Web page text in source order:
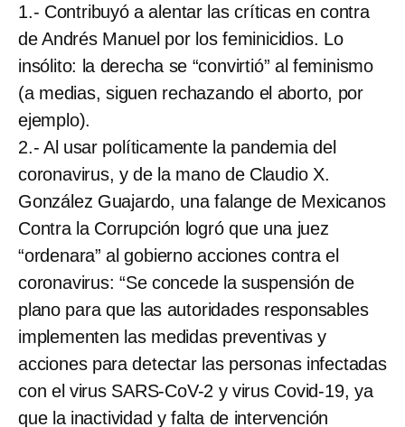
1.- Contribuyó a alentar las críticas en contra
de Andrés Manuel por los feminicidios. Lo
insólito: la derecha se “convirtió” al feminismo
(a medias, siguen rechazando el aborto, por
ejemplo).
2.- Al usar políticamente la pandemia del
coronavirus, y de la mano de Claudio X.
González Guajardo, una falange de Mexicanos
Contra la Corrupción logró que una juez
“ordenara” al gobierno acciones contra el
coronavirus: “Se concede la suspensión de
plano para que las autoridades responsables
implementen las medidas preventivas y
acciones para detectar las personas infectadas
con el virus SARS-CoV-2 y virus Covid-19, ya
que la inactividad y falta de intervención